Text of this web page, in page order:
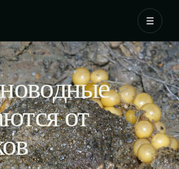
☰
животных›
от хищников
от